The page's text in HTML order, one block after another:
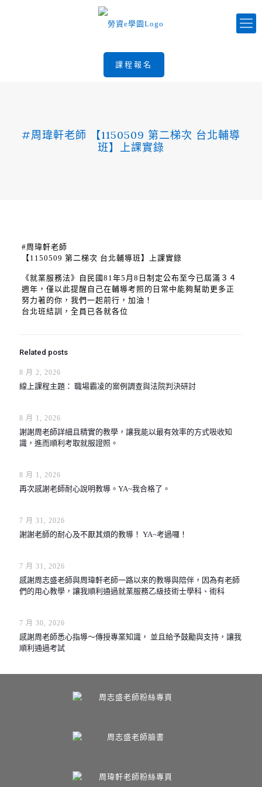
課程報名
#周瑋軒老師 【1150509 第二梯次 台北輔導
班】上課實錄
#周瑋軒老師
【1150509 第二梯次 台北輔導班】上課實錄
《就業服務法》自民國81年5月8日制定公布至今已屆滿３４
週年，僅以此提醒自己在輔導考照的日常中能夠幫助更多正
努力著的你，我們一起前行，加油！
台北班結訓，全員已各就各位
Related posts
8 月 2, 2026
線上課程主題： 職場霸凌的案例調查與法院判決研討
8 月 1, 2026
謝謝周老師詳細且精實的教學，讓我能以最有效率的方式吸收知
識，進而順利考取就服證照。
8 月 1, 2026
再次感謝老師耐心說明教導。YA~我合格了。
7 月 31, 2026
謝謝老師的耐心及不厭其煩的教導！ YA~考過囉！
7 月 31, 2026
感謝周志盛老師與周瑋軒老師一路以來的教導與陪伴，因為有老師
們的用心教學，讓我順利通過就業服務乙級技術士學科、術科
7 月 30, 2026
感謝周老師悉心指導～傳授專業知識， 並且給予鼓勵與支持，讓我
順利通過考試